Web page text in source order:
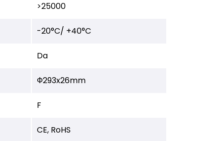
>25000
-20°C/ +40°C
Da
Ф293x26mm
F
CE, RoHS